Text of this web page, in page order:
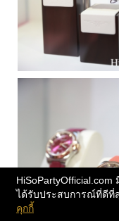
ได้รับประสบการณ์ที่ดีที่
คุกกี้